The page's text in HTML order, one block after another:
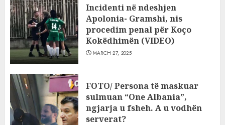
Incidenti në ndeshjen
Apolonia- Gramshi, nis
procedim penal për Koço
Kokëdhimën (VIDEO)
MARCH 27, 2025
FOTO/ Persona të maskuar
sulmuan “One Albania”,
ngjarja u fsheh. A u vodhën
serverat?